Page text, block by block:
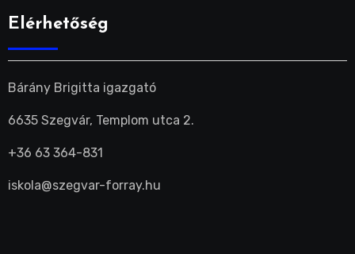
Elérhetőség
Bárány Brigitta igazgató
6635 Szegvár, Templom utca 2.
+36 63 364-831
iskola@szegvar-forray.hu